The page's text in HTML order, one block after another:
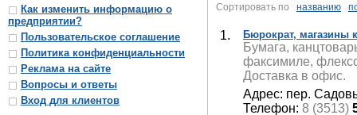
Как изменить информацию о
предприятии?
Пользовательское соглашение
Политика конфиденциальности
Реклама на сайте
Вопросы и ответы
Вход для клиентов
Сортировать по названию
1. Бюрократ, магазины
Бумага,
факсимиле,
Доставка в офис.
Адрес: пер.
Телефон: 8 (3513)